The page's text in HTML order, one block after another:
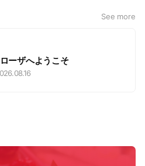
See more
ーザへようこそ